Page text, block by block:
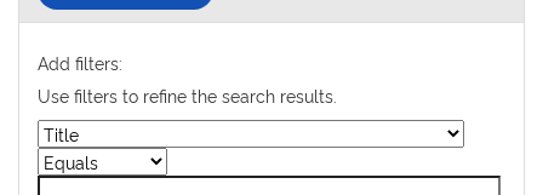
Add filters:
Use filters to refine the search results.